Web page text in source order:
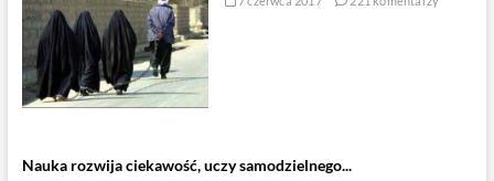
Nauka rozwija ciekawość, uczy samodzielnego...